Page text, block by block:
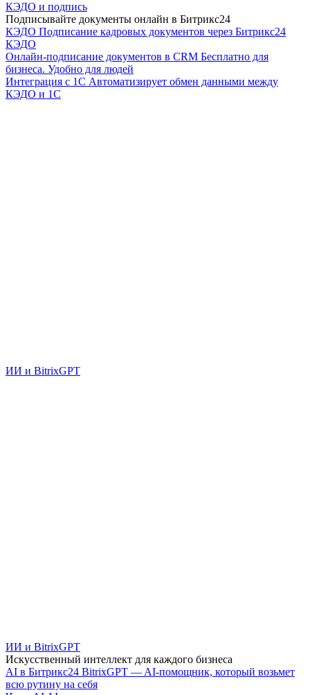
КЭДО и подпись
Подписывайте документы онлайн в Битрикс24
КЭДО Подписание кадровых документов через Битрикс24
КЭДО
Онлайн-подписание документов в CRM Бесплатно для
бизнеса. Удобно для людей
Интеграция с 1С Автоматизирует обмен данными между
КЭДО и 1С
ИИ и BitrixGPT
ИИ и BitrixGPT
Искусственный интеллект для каждого бизнеса
AI в Битрикс24 BitrixGPT — AI-помощник, который возьмет
всю рутину на себя